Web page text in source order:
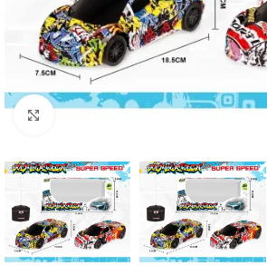
Click to enlarge